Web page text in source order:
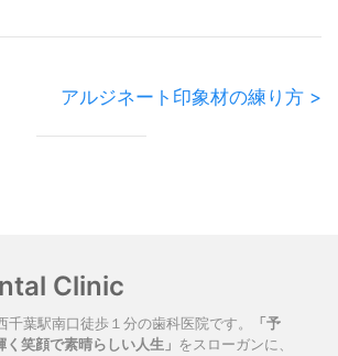
アルジネート印象材の練り方 >
Clinic
千葉駅南口徒歩１分の歯科医院です。
「予
笑顔で素晴らしい人生」 をスローガンに、